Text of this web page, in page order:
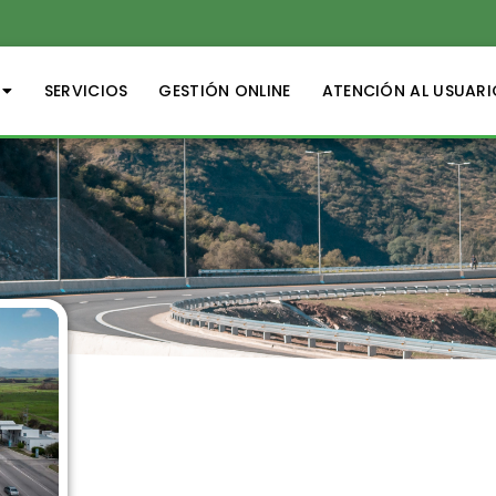
SERVICIOS GESTIÓN ONLINE ATENCIÓN AL